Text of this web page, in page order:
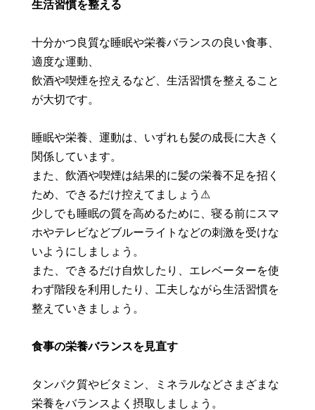
生活習慣を整える
十分かつ良質な睡眠や栄養バランスの良い食事、
適度な運動、
飲酒や喫煙を控えるなど、生活習慣を整えること
が大切です。
睡眠や栄養、運動は、いずれも髪の成長に大きく
関係しています。
また、飲酒や喫煙は結果的に髪の栄養不足を招く
ため、できるだけ控えてましょう⚠︎
少しでも睡眠の質を高めるために、寝る前にスマ
ホやテレビなどブルーライトなどの刺激を受けな
いようにしましょう。
また、できるだけ自炊したり、エレベーターを使
わず階段を利用したり、工夫しながら生活習慣を
整えていきましょう。
食事の栄養バランスを見直す
タンパク質やビタミン、ミネラルなどさまざまな
栄養をバランスよく摂取しましょう。